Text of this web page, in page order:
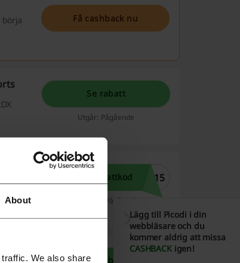
About
We also share
börja
Få cashback nu
Se rabatt
Utgår: Pågående
minst
Se rabattkod T15
Giltig till: Pågående
Se rabatt
Lägg till Picodi i din
webbläsare och du
kommer aldrig att missa
CASHBACKigen!